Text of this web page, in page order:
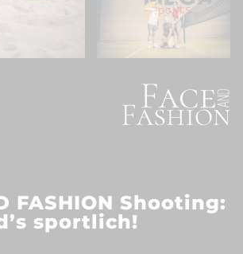
FASHION Shooting:
sportlich!